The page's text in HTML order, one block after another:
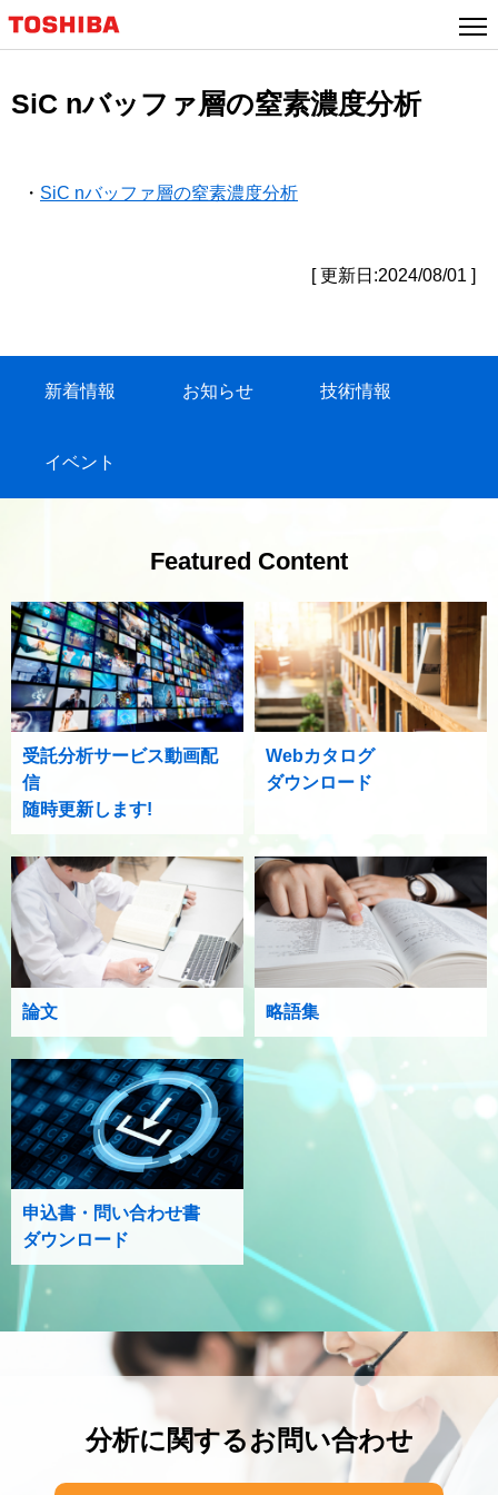
SiC nバッファ層の窒素濃度分析
・ SiC nバッファ層の窒素濃度分析
[ 更新日:2024/08/01 ]
新着情報 お知らせ 技術情報
イベント
Featured Content
受託分析サービス動画配
信
随時更新します!
Webカタログ
ダウンロード
論文 略語集
申込書・問い合わせ書
ダウンロード
分析に関するお問い合わせ